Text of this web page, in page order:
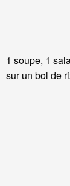
1 soupe, 1
sur un bol de